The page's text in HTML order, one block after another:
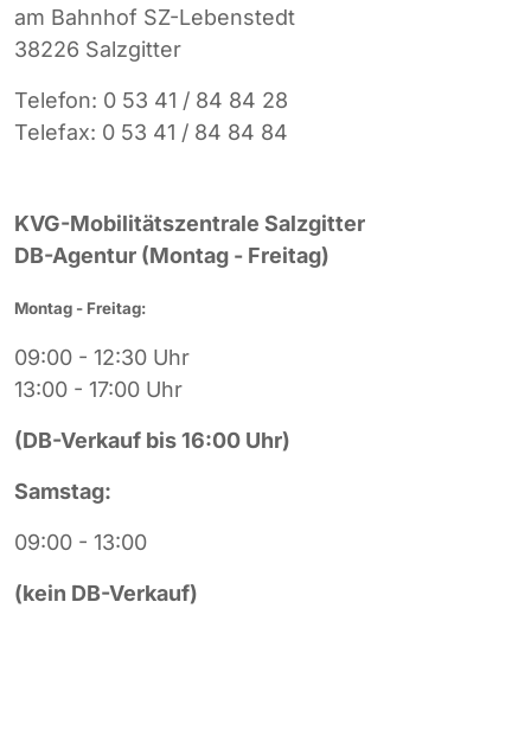
am Bahnhof SZ-Lebenstedt
38226 Salzgitter
Telefon: 0 53 41 / 84 84 28
Telefax: 0 53 41 / 84 84 84
KVG-Mobilitätszentrale Salzgitter
DB-Agentur (Montag - Freitag)
Montag - Freitag:
09:00 - 12:30 Uhr
13:00 - 17:00 Uhr
(DB-Verkauf bis 16:00 Uhr)
Samstag:
09:00 - 13:00
(kein DB-Verkauf)